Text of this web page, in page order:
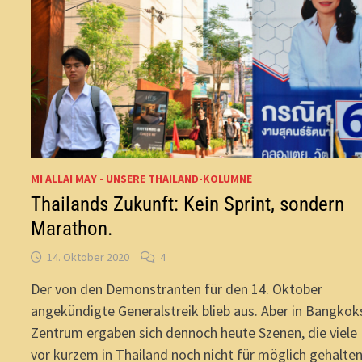
MI ALLAI MAY - UNSERE THAILAND-KOLUMNE
Thailands Zukunft: Kein Sprint, sondern
Marathon.
14. Oktober 2020 4
Der von den Demonstranten für den 14. Oktober
angekündigte Generalstreik blieb aus. Aber in
Zentrum ergaben sich dennoch heute Szenen, die viele
vor kurzem in Thailand noch nicht für möglich